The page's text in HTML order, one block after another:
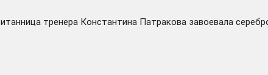
тренера Константина Патракова завоевала